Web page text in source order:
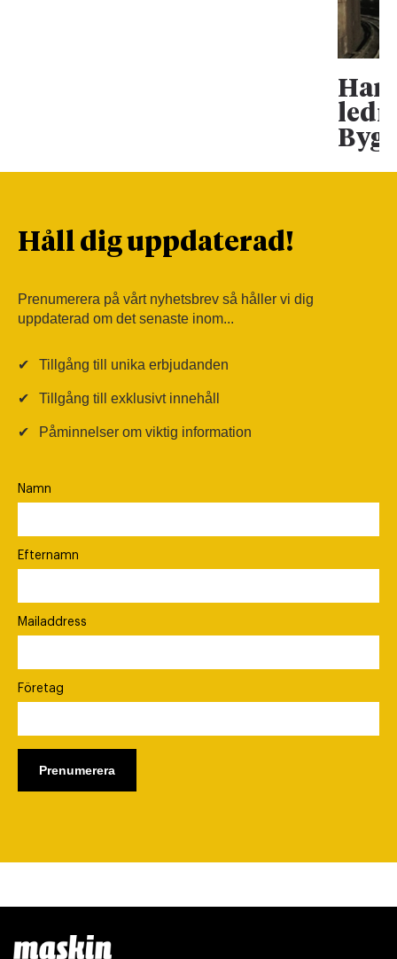
Han
Håll dig uppdaterad!
Prenumerera på vårt nyhetsbrev så håller vi dig
uppdaterad om det senaste inom...
✔ Tillgång till unika erbjudanden
✔ Tillgång till exklusivt innehåll
✔ Påminnelser om viktig information
Namn
Efternamn
Mailaddress
Företag